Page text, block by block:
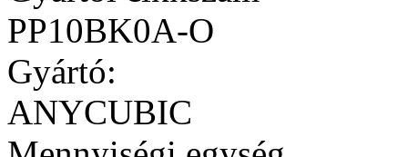
PP10BK0A-O
Gyártó:
ANYCUBIC